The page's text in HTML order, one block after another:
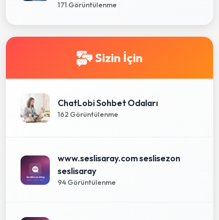
171 Görüntülenme
Sizin İçin
ChatLobi Sohbet Odaları
162 Görüntülenme
www.seslisaray.com seslisezon
seslisaray
94 Görüntülenme